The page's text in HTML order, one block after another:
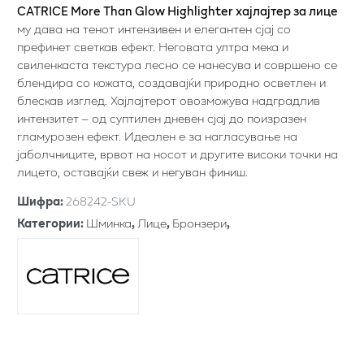
CATRICE More Than Glow Highlighter хајлајтер за лице
му дава на тенот интензивен и елегантен сјај со
префинет светкав ефект. Неговата ултра мека и
свиленкаста текстура лесно се нанесува и совршено се
блендира со кожата, создавајќи природно осветлен и
блескав изглед. Хајлајтерот овозможува надградлив
интензитет – од суптилен дневен сјај до поизразен
гламурозен ефект. Идеален е за нагласување на
јаболчниците, врвот на носот и другите високи точки на
лицето, оставајќи свеж и негуван финиш.
Шифра:268242-SKU
Категории:Шминка,Лице,Бронзери,